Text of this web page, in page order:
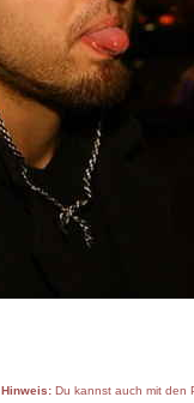
Hinweis:Du kannst auch mit den